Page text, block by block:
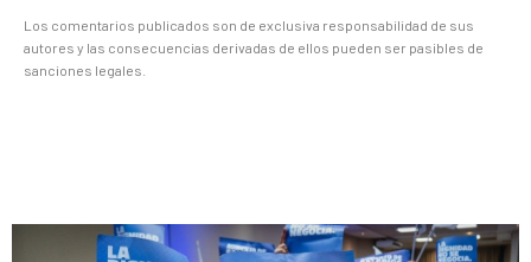
Los comentarios publicados son de exclusiva responsabilidad de sus
autores y las consecuencias derivadas de ellos pueden ser pasibles de
sanciones legales.